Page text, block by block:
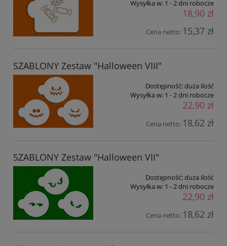
Wysyłka w: 1 - 2 dni robocze
18,90 zł
Cena netto: 15,37 zł
SZABLONY Zestaw "Halloween VIII"
Dostępność:duża ilość
Wysyłka w: 1 - 2 dni robocze
22,90 zł
Cena netto: 18,62 zł
SZABLONY Zestaw "Halloween VII"
Dostępność:duża ilość
Wysyłka w: 1 - 2 dni robocze
22,90 zł
Cena netto: 18,62 zł